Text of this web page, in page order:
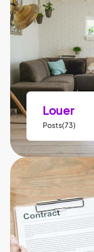
Louer
Posts(73)